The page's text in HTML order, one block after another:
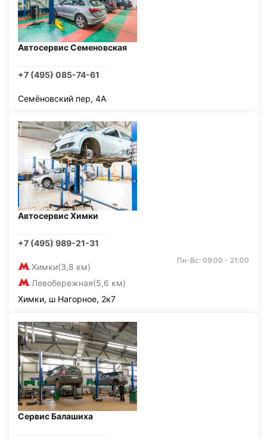
Автосервис Семеновская
+7 (495) 085-74-61
Семёновский пер, 4А
Автосервис Химки
+7 (495) 989-21-31
Химки(3,8 км)
Левобережная(5,6 км)
Пн-Вс: 09:00 - 21:00
Химки, ш Нагорное, 2к7
Сервис Балашиха